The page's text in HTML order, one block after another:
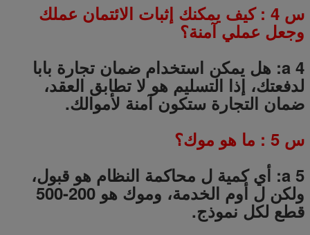
س 4 : كيف يمكنك إثبات الائتمان عملك
وجعل عملي آمنة؟
a 4: هل يمكن استخدام ضمان تجارة بابا
لدفعتك، إذا التسليم هو لا تطابق العقد،
ضمان التجارة ستكون آمنة لأموالك.
س 5 : ما هو موك؟
a 5: أي كمية ل محاكمة النظام هو قبول،
ولكن ل أوم الخدمة، وموك هو 200-500
قطع لكل نموذج.